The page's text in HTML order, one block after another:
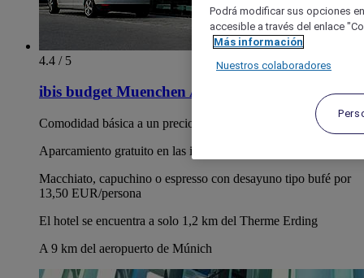
4.4 / 5
ibis budget Muenchen Airport Erding
Comodidad básica a un precio asequible
Aparcamiento gratuito en las inmediaciones
Macchiato, capuchino o espresso con desayuno tipo bufé por
13,50 EUR/persona
El hotel se encuentra a solo 1,2 km del Therme Erding
A 9 km del aeropuerto de Múnich
Podrá modificar sus opciones
accesible a través del enlace
Más información
Nuestros colaboradores